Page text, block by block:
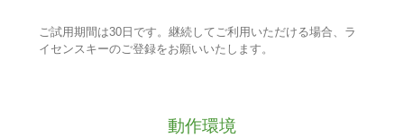
ご試用期間は30日です。継続してご利用いただける場合、ラ
イセンスキーのご登録をお願いいたします。
動作環境